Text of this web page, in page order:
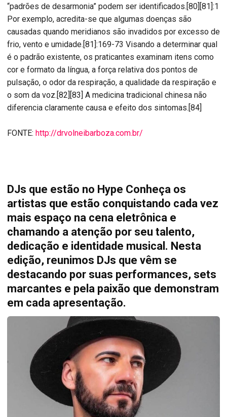
“padrões de desarmonia” podem ser identificados.[80][81]:1
Por exemplo, acredita-se que algumas doenças são
causadas quando meridianos são invadidos por excesso de
frio, vento e umidade.[81]:169-73 Visando a determinar qual
é o padrão existente, os praticantes examinam itens como
cor e formato da língua, a força relativa dos pontos de
pulsação, o odor da respiração, a qualidade da respiração e
o som da voz.[82][83] A medicina tradicional chinesa não
diferencia claramente causa e efeito dos sintomas.[84]
FONTE: http://drvolneibarboza.com.br/
DJs que estão no Hype Conheça os
artistas que estão conquistando cada vez
mais espaço na cena eletrônica e
chamando a atenção por seu talento,
dedicação e identidade musical. Nesta
edição, reunimos DJs que vêm se
destacando por suas performances, sets
marcantes e pela paixão que demonstram
em cada apresentação.